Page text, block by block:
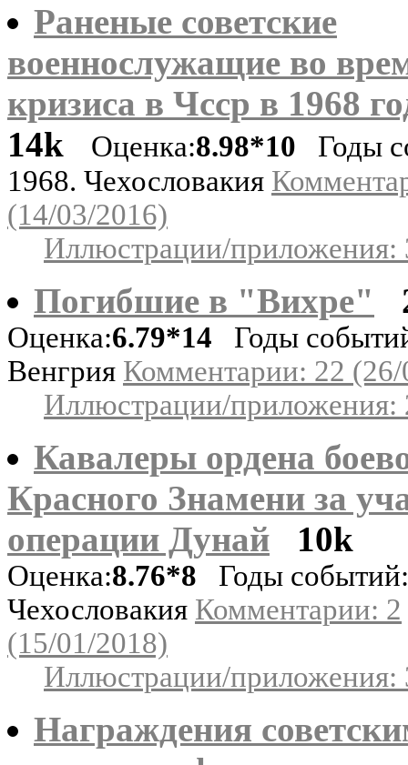
Раненые советские
военнослужащие во
кризиса в Чсср в 1968
14k
Оценка:8.98*10 Годы
1968. Чехословакия
(14/03/2016)
Иллюстрации/приложения:
Погибшие в "Вихре"
Оценка:6.79*14 Годы
Венгрия Комментарии: 22
Иллюстрации/приложения:
Кавалеры ордена
Красного Знамени за
операции Дунай
10k
Оценка:8.76*8 Годы
Чехословакия Комментарии: 2
(15/01/2018)
Иллюстрации/приложения:
Награждения